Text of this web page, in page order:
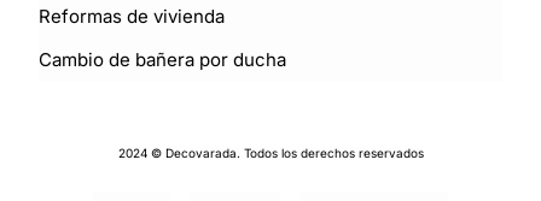
Reformas de vivienda
Cambio de bañera por ducha
2024 © Decovarada. Todos los derechos reservados